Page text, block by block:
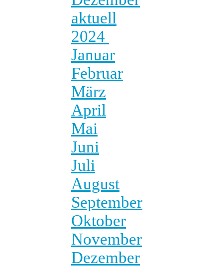
aktuell
2024
Januar
Februar
März
April
Mai
Juni
Juli
August
September
Oktober
November
Dezember